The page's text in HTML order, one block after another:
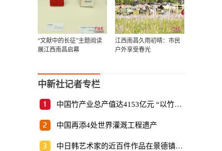
“文献中的长征”主题阅读
展江西南昌启幕
江西南昌久雨初晴：市民
户外享受春光
中新社记者专栏
中国竹产业总产值达4153亿元 “以竹代塑”倡
中国再添4处世界灌溉工程遗产
中日韩艺术家的近百件作品在景德镇展出